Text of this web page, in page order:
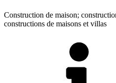
Construction de maison;
constructions de maisons et villas